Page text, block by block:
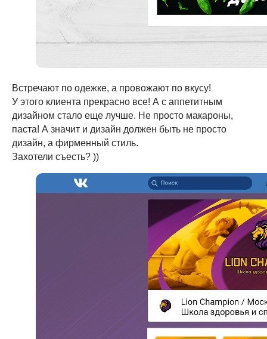
Встречают по одежке, а провожают по вкусу!
У этого клиента прекрасно все! А с аппетитным
дизайном стало еще лучше. Не просто макароны,
паста! А значит и дизайн должен быть не просто
дизайн, а фирменный стиль.
Захотели съесть? ))